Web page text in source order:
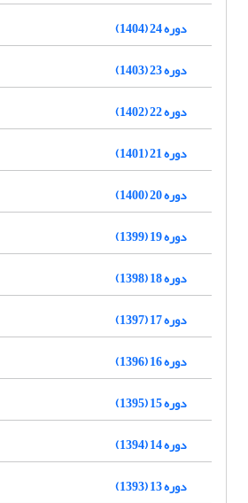
دوره 24 (1404)
دوره 23 (1403)
دوره 22 (1402)
دوره 21 (1401)
دوره 20 (1400)
دوره 19 (1399)
دوره 18 (1398)
دوره 17 (1397)
دوره 16 (1396)
دوره 15 (1395)
دوره 14 (1394)
دوره 13 (1393)